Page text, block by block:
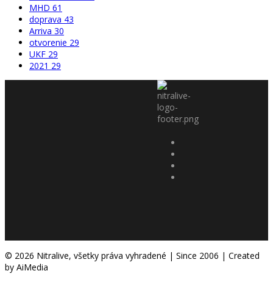
MHD 61
doprava 43
Arriva 30
otvorenie 29
UKF 29
2021 29
© 2026 Nitralive, všetky práva vyhradené | Since 2006 | Created
by AiMedia